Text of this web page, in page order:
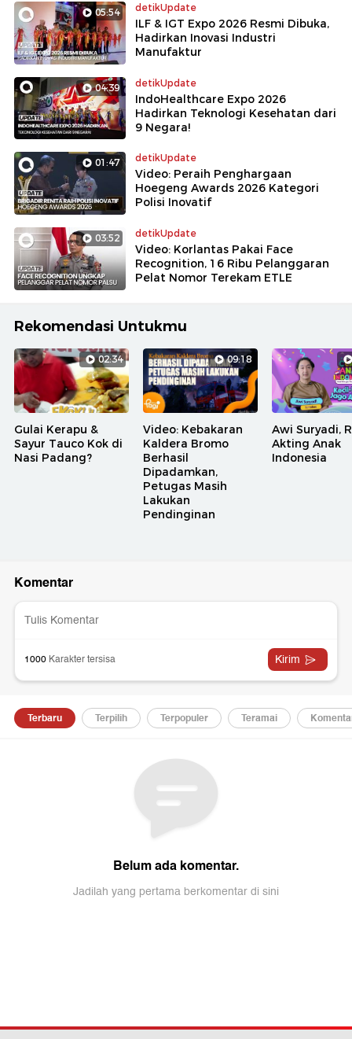
05:54 detikUpdate
ILF & IGT Expo 2026 Resmi Dibuka,
Hadirkan Inovasi Industri
Manufaktur
04:39 detikUpdate
IndoHealthcare Expo 2026
Hadirkan Teknologi Kesehatan dari
9 Negara!
01:47 detikUpdate
Video: Peraih Penghargaan
Hoegeng Awards 2026 Kategori
Polisi Inovatif
03:52 detikUpdate
Video: Korlantas Pakai Face
Recognition, 16 Ribu Pelanggaran
Pelat Nomor Terekam ETLE
Rekomendasi Untukmu
02:34
Gulai Kerapu &
Sayur Tauco Kok di
Nasi Padang?
09:18
Video: Kebakaran
Kaldera Bromo
Berhasil
Dipadamkan,
Petugas Masih
Lakukan
Pendinginan
Awi Suryadi,
Akting Anak
Indonesia